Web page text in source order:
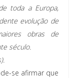
toda a Europa,
evolução de
obras de
século.
se afirmar que